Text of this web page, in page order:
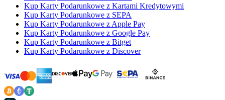
Kup Karty Podarunkowe z Kartami Kredytowymi
Kup Karty Podarunkowe z SEPA
Kup Karty Podarunkowe z Apple Pay
Kup Karty Podarunkowe z Google Pay
Kup Karty Podarunkowe z Bitget
Kup Karty Podarunkowe z Discover